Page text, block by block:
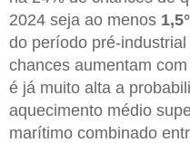
2024 seja ao menos
do período pré-
chances aumentam
é já muito alta a
aquecimento médio
marítimo combinado